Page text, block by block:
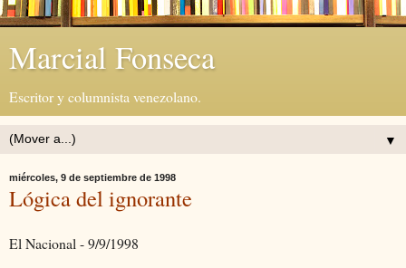
Marcial Fonseca
Escritor y columnista venezolano.
▼
miércoles, 9 de septiembre de 1998
Lógica del ignorante
El Nacional - 9/9/1998